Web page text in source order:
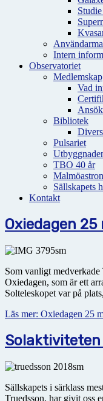
Intern
Observatoriet
Medlemskap
Vad
Bibliotek
Pulsariet
TBO 40 år
Sällskapets
Kontakt
Oxiedagen 25
Som vanligt
Oxiedagen, som är ett
Solteleskopet var på
Läs mer: Oxiedagen 25
Sällskapets i särklass
Truedsson, har givit oss